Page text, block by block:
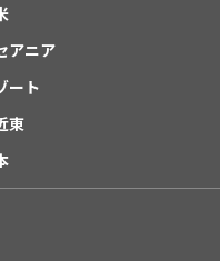
アニア
ート
東